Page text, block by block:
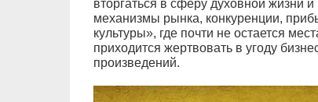
вторгаться в сферу духовной жизни
механизмы рынка, конкуренции,
культуры», где почти не остается
приходится жертвовать в угоду
произведений.